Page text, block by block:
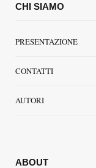
CHI SIAMO
PRESENTAZIONE
CONTATTI
AUTORI
ABOUT